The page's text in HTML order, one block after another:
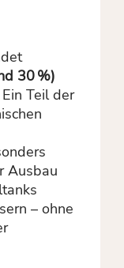
30 %)
Ein Teil der
Ausbau
– ohne